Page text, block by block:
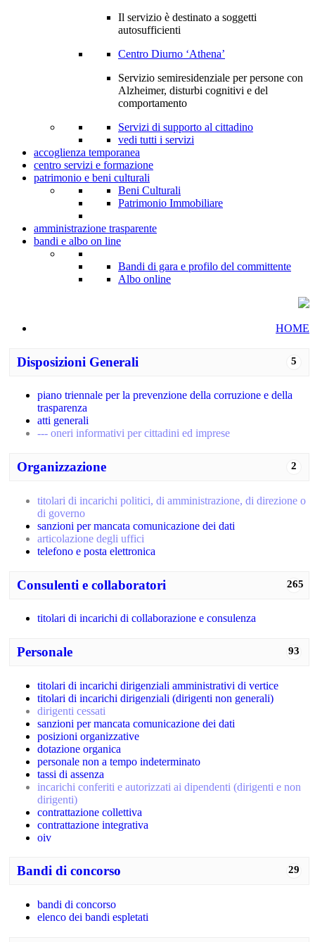
Il servizio è destinato a soggetti
autosufficienti
Centro Diurno ‘Athena’
Servizio semiresidenziale per persone con
Alzheimer, disturbi cognitivi e del
comportamento
Servizi di supporto al cittadino
vedi tutti i servizi
accoglienza temporanea
centro servizi e formazione
patrimonio e beni culturali
Beni Culturali
Patrimonio Immobiliare
amministrazione trasparente
bandi e albo on line
Bandi di gara e profilo del committente
Albo online
HOME
5
Disposizioni Generali
piano triennale per la prevenzione della corruzione e della
trasparenza
atti generali
--- oneri informativi per cittadini ed imprese
2
Organizzazione
titolari di incarichi politici, di amministrazione, di direzione o
di governo
sanzioni per mancata comunicazione dei dati
articolazione degli uffici
telefono e posta elettronica
265
Consulenti e collaboratori
titolari di incarichi di collaborazione e consulenza
93
Personale
titolari di incarichi dirigenziali amministrativi di vertice
titolari di incarichi dirigenziali (dirigenti non generali)
dirigenti cessati
sanzioni per mancata comunicazione dei dati
posizioni organizzative
dotazione organica
personale non a tempo indeterminato
tassi di assenza
incarichi conferiti e autorizzati ai dipendenti (dirigenti e non
dirigenti)
contrattazione collettiva
contrattazione integrativa
oiv
29
Bandi di concorso
bandi di concorso
elenco dei bandi espletati